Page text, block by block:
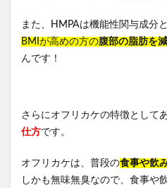
また、HMPAは機能性関与成分
BMIが高めの方の腹部の脂肪を
んです！
さらにオフリカケの特徴として
仕方です。
オフリカケは、普段の食事や飲
しかも無味無臭なので、食事や